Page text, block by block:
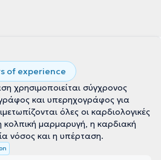
of experience
χρησιμοποιείται σύγχρονος
και υπερηχογράφος για
όλες οι καρδιολογικές
κολπική μαρμαρυγή, η καρδιακή
νόσος και η υπέρταση.